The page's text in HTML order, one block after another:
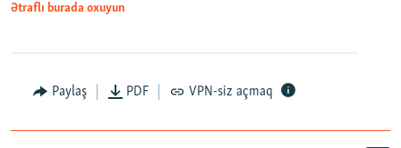
Ətraflı burada oxuyun
Paylaş PDF VPN-siz açmaq